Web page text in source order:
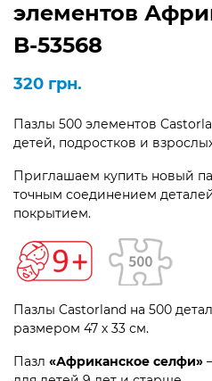
элементов
B-53568
320 грн.
Пазлы 500 элементов
детей, подростков и
Приглашаем купить новый
точным соединением
покрытием.
Пазлы Castorland на 500
размером 47 х 33 см.
Пазл «Африканское селфи»